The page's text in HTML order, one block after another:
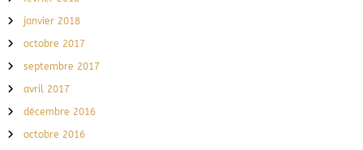
janvier 2018
octobre 2017
septembre 2017
avril 2017
décembre 2016
octobre 2016